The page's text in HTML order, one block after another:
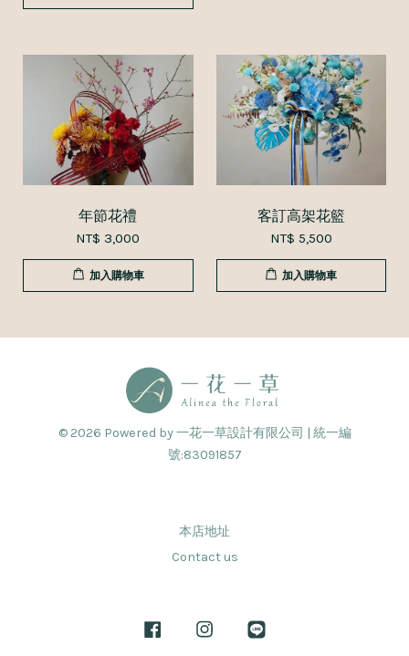
年節花禮
NT$ 3,000
加入購物車
客訂高架花籃
NT$ 5,500
加入購物車
© 2026 Powered by 一花一草設計有限公司 | 統一編
號:83091857
本店地址
Contact us
Facebook Instagram